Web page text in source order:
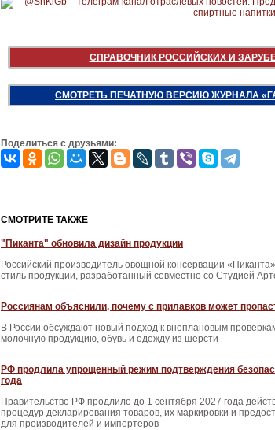
СПРАВОЧНИК РОССИЙСКИХ И
СМОТРЕТЬ ПЕЧАТНУЮ ВЕРСИЮ ЖУРНАЛА
Поделиться с друзьями:
CМОТРИТЕ ТАКЖЕ
"Пиканта" обновила дизайн продукции
Российский производитель овощной консервации
стиль продукции, разработанный совместно со Студией
Россиянам объяснили, почему с прилавков может
В России обсуждают новый подход к внеплановым
молочную продукцию, обувь и одежду из шерсти
РФ продлила упрощенный режим подтверждения
года
Правительство РФ продлило до 1 сентября 2027 года
процедур декларирования товаров, их маркировки и
для производителей и импортеров